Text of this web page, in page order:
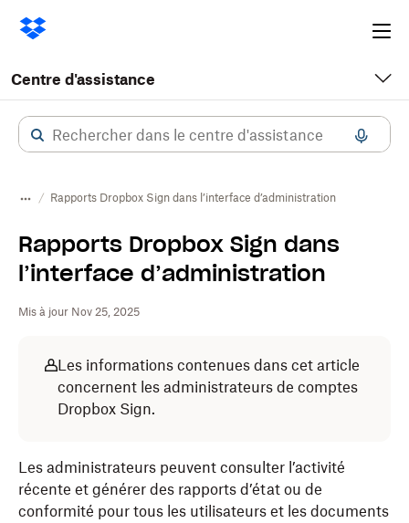
Centre d'assistance
Rapports Dropbox Sign dans l’interface d’administration
Rapports Dropbox Sign dans
l’interface d’administration
Mis à jour Nov 25, 2025
Les informations contenues dans cet article
concernent les administrateurs de comptes
Dropbox Sign.
Les administrateurs peuvent consulter l’activité
récente et générer des rapports d’état ou de
conformité pour tous les utilisateurs et les documents